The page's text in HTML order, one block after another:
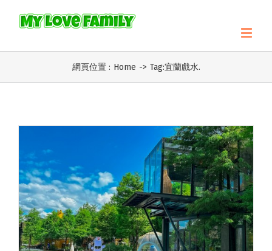
網頁位置 : Home -> Tag:宜蘭戲水.